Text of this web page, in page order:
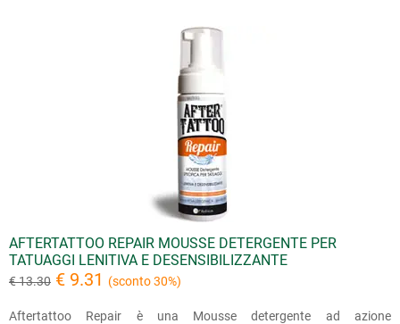
AFTERTATTOO REPAIR MOUSSE DETERGENTE PER
TATUAGGI LENITIVA E DESENSIBILIZZANTE
€ 13.30 € 9.31 (sconto 30%)
Aftertattoo Repair è una Mousse detergente ad azione